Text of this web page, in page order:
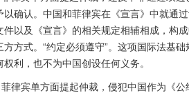
以确认。中国和菲律宾在《宣言》中就通
件以及《宣言》的相关规定相辅相成，构
方式。“约定必须遵守”。这项国际法基
利，也不为中国创设任何义务。
宾单方面提起仲裁，侵犯中国作为《公